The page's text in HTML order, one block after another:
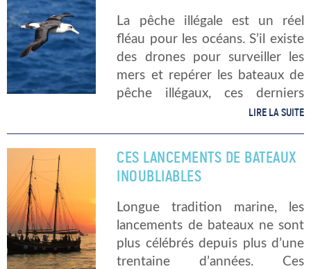
La pêche illégale est un réel
fléau pour les océans. S’il existe
des drones pour surveiller les
mers et repérer les bateaux de
pêche illégaux, ces derniers
n’ont pas l’intelligence des
LIRE LA SUITE
CES LANCEMENTS DE BATEAUX
INOUBLIABLES
Longue tradition marine, les
lancements de bateaux ne sont
plus célébrés depuis plus d’une
trentaine d’années. Ces